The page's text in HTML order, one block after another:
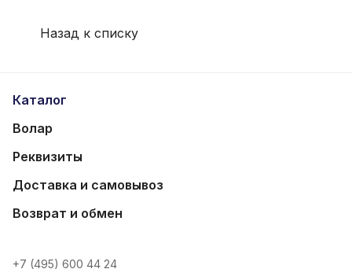
Назад к списку
Каталог
Волар
Реквизиты
Доставка и самовывоз
Возврат и обмен
+7 (495) 600 44 24